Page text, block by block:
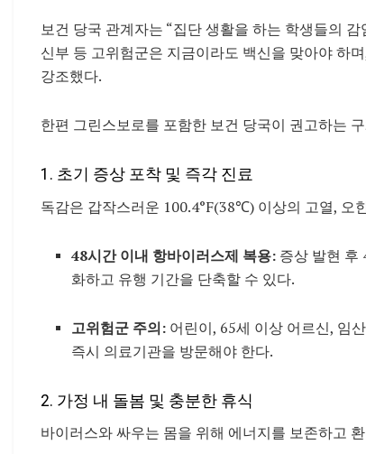
보건 당국 관계자는 “집단 생활을 하는 학생들의
신부 등 고위험군은 지금이라도 백신을 맞아야 하
강조했다.
한편 그린스보로를 포함한 보건 당국이 권고하는
1. 초기 증상 포착 및 즉각 진료
독감은 갑작스러운 100.4°F(38℃) 이상의 고열, 오
48시간 이내 항바이러스제 복용: 증상 발현 후
화하고 유행 기간을 단축할 수 있다.
고위험군 주의: 어린이, 65세 이상 어르신, 임
즉시 의료기관을 방문해야 한다.
2. 가정 내 돌봄 및 충분한 휴식
바이러스와 싸우는 몸을 위해 에너지를 보존하고